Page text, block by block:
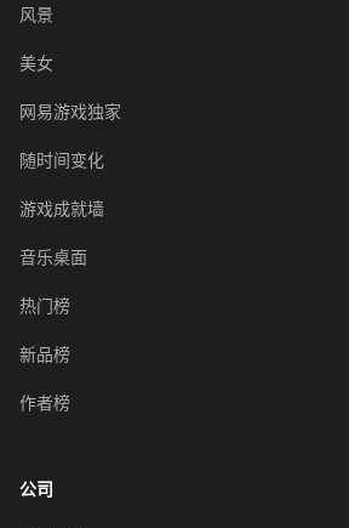
风景
美女
网易游戏独家
随时间变化
游戏成就墙
音乐桌面
热门榜
新品榜
作者榜
公司